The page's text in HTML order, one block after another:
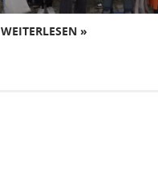
WEITERLESEN »